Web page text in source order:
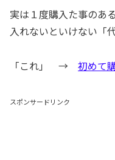
実は１度購入た事のあ
入れないといけない「
「これ」 → 初めて
スポンサードリンク